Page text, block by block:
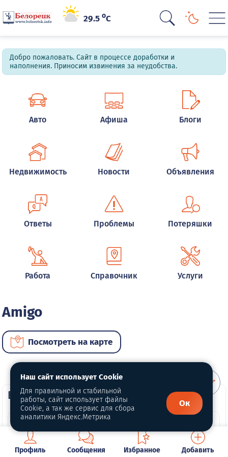
29.5oC
Добро пожаловать. Сайт в процессе доработки и
наполнения. Приносим извинения за неудобства.
Авто Афиша Блоги
Недвижимость Новости Объявления
Ответы Проблемы Потеряшки
Работа Справочник Услуги
Amigo
Посмотреть на карте
ВИП автомобили
Профиль Сообщения Избранное Добавить
Наш сайт использует Cookie
Для правильной и стабильной
работы, сайт использует файлы
Cookie, а так же сервис для сбора
аналитики Яндекс.Метрика
Ок